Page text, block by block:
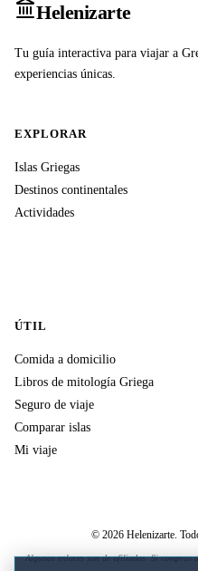
Helenizarte
Tu guía interactiva para viajar a
experiencias únicas.
EXPLORAR
Islas Griegas
Destinos continentales
Actividades
ÚTIL
Comida a domicilio
Libros de mitología Griega
Seguro de viaje
Comparar islas
Mi viaje
© 2026 Helenizarte.
Algunos enlaces son de afiliados. Si compras